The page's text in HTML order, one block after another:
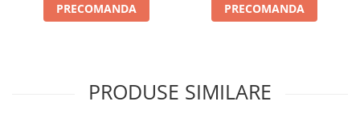
PRECOMANDA PRECOMANDA
PRODUSE SIMILARE